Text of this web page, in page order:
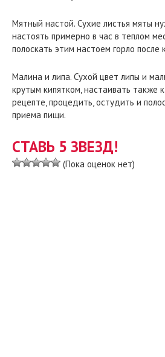
Мятный настой. Сухие листья мяты
настоять примерно в час в теплом
полоскать этим настоем горло
Малина и липа. Сухой цвет липы и
крутым кипятком, настаивать также
рецепте, процедить, остудить и
приема пищи.
СТАВЬ 5 ЗВЕЗД!
(Пока оценок нет)